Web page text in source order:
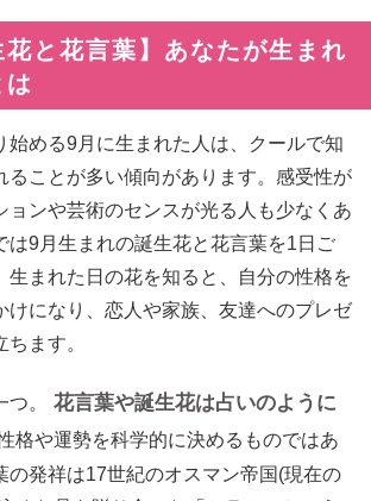
花と花言葉】あなたが生まれ
始める9月に生まれた人は、クールで知
ることが多い傾向があります。感受性が
ョンや芸術のセンスが光る人も少なくあ
は9月生まれの誕生花と花言葉を1日ご
生まれた日の花を知ると、自分の性格を
けになり、恋人や家族、友達へのプレゼ
ます。
。
花言葉や誕生花は占いのように
格や運勢を科学的に決めるものではあ
の発祥は17世紀のオスマン帝国(現在の